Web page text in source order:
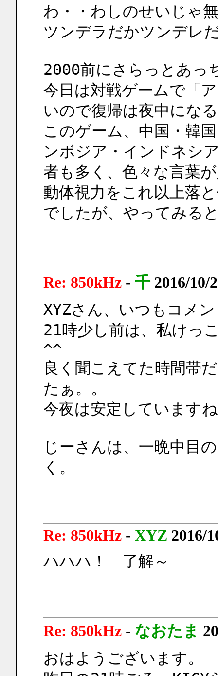
わ・・わしのせいじゃ
ツンデラだかツンデレ
2000前にさらっとあっ
今日は対戦ゲームで「
いので復帰は夜中にな
このゲーム、中国・韓
ンボジア・インドネシ
者も多く、色々な言葉
動体視力をこれ以上落
でしたが、やってみる
Re: 850kHz- 千 2016/10/
XYZさん、いつもコメ
21時少し前は、私けっ
^^
良く聞こえてた時間帯
たぁ。。
今夜は安定しています
じーさんは、一晩中目
く。
Re: 850kHz- XYZ 2016/
ハハハ！　了解～
Re: 850kHz- なおたま
おはようございます。